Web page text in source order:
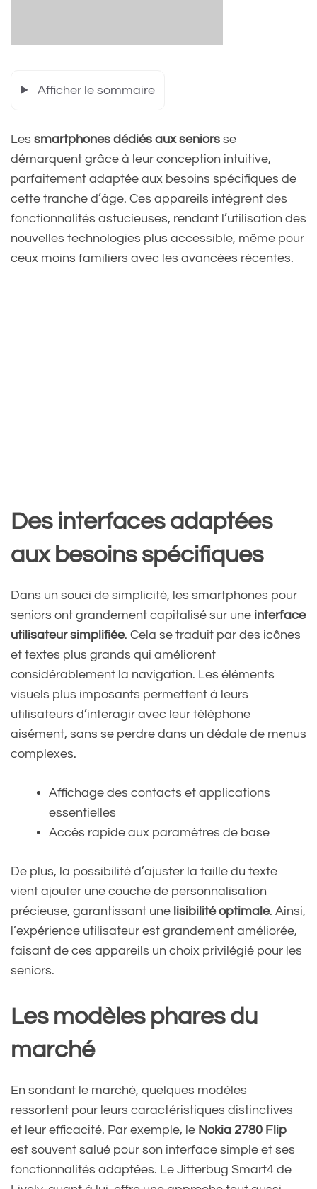
Afficher le sommaire
Les smartphones dédiés aux seniors se
démarquent grâce à leur conception intuitive,
parfaitement adaptée aux besoins spécifiques de
cette tranche d’âge. Ces appareils intègrent des
fonctionnalités astucieuses, rendant l’utilisation des
nouvelles technologies plus accessible, même pour
ceux moins familiers avec les avancées récentes.
Des interfaces adaptées
aux besoins spécifiques
Dans un souci de simplicité, les smartphones pour
seniors ont grandement capitalisé sur une interface
utilisateur simplifiée. Cela se traduit par des icônes
et textes plus grands qui améliorent
considérablement la navigation. Les éléments
visuels plus imposants permettent à leurs
utilisateurs d’interagir avec leur téléphone
aisément, sans se perdre dans un dédale de menus
complexes.
Affichage des contacts et applications
essentielles
Accès rapide aux paramètres de base
De plus, la possibilité d’ajuster la taille du texte
vient ajouter une couche de personnalisation
précieuse, garantissant une lisibilité optimale. Ainsi,
l’expérience utilisateur est grandement améliorée,
faisant de ces appareils un choix privilégié pour les
seniors.
Les modèles phares du
marché
En sondant le marché, quelques modèles
ressortent pour leurs caractéristiques distinctives
et leur efficacité. Par exemple, le Nokia 2780 Flip
est souvent salué pour son interface simple et ses
fonctionnalités adaptées. Le Jitterbug Smart4 de